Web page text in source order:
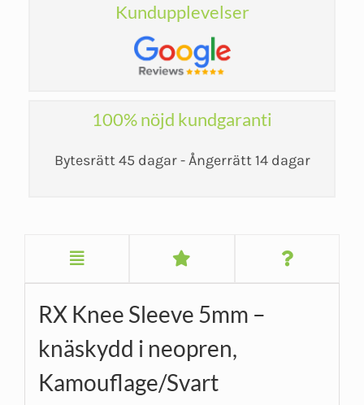
Kundupplevelser
100% nöjd kundgaranti
Bytesrätt 45 dagar - Ångerrätt 14 dagar
RX Knee Sleeve 5mm –
knäskydd i neopren,
Kamouflage/Svart